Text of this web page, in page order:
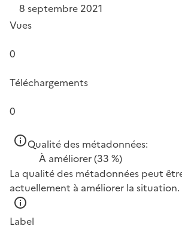
8 septembre 2021
Vues
0
Téléchargements
0
Qualité des métadonnées:
À améliorer(33 %)
La qualité des métadonnées peut
actuellement à améliorer la situation.
Label